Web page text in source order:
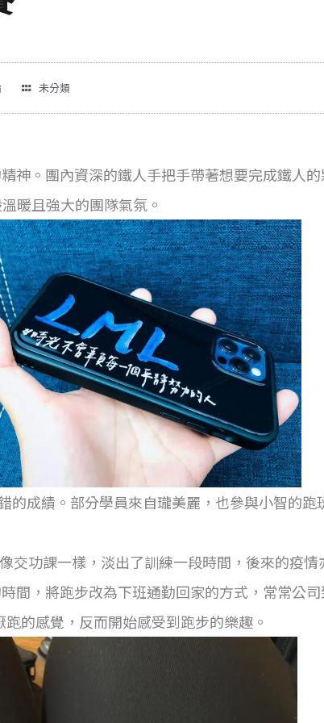
未分類
神。團內資深的鐵人手把手帶著想要完成鐵人
暖且強大的團隊氣氛。
成績。部分學員來自瓏美麗，也參與小智的
交功課一樣，淡出了訓練一段時間，後來的疫
間，將跑步改為下班通勤回家的方式，常常公
的感覺，反而開始感受到跑步的樂趣。